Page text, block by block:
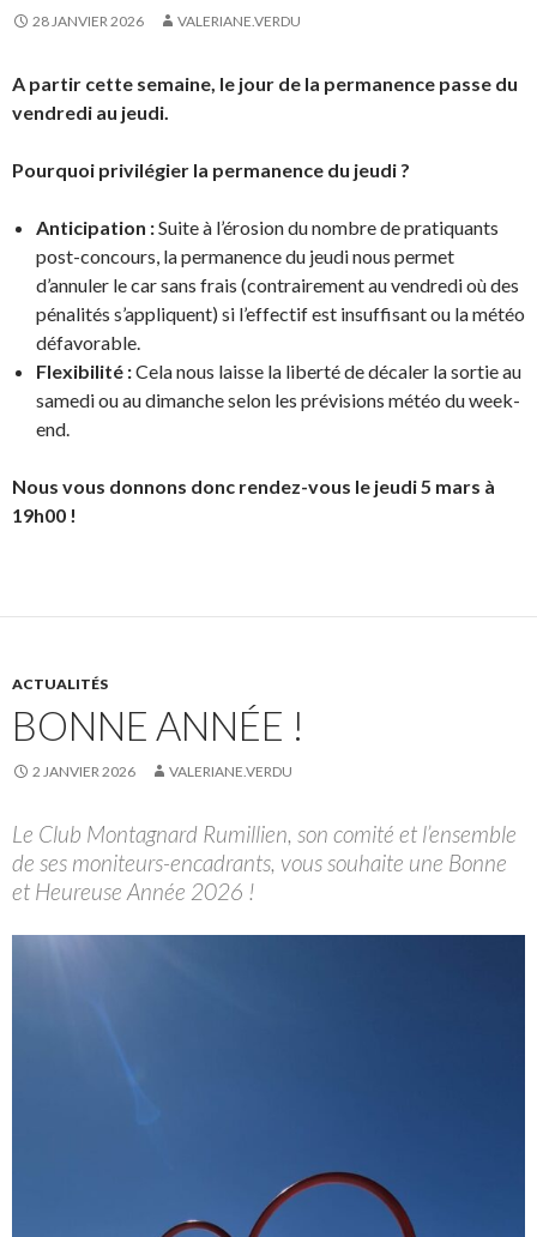
28 JANVIER 2026 VALERIANE.VERDU
A partir cette semaine, le jour de la permanence passe du
vendredi au jeudi.
Pourquoi privilégier la permanence du jeudi ?
Anticipation :Suite à l’érosion du nombre de pratiquants
post-concours, la permanence du jeudi nous permet
d’annuler le car sans frais (contrairement au vendredi où des
pénalités s’appliquent) si l’effectif est insuffisant ou la météo
défavorable.
Flexibilité :Cela nous laisse la liberté de décaler la sortie au
samedi ou au dimanche selon les prévisions météo du week-
end.
Nous vous donnons donc rendez-vous le jeudi 5 mars à
19h00 !
ACTUALITÉS
BONNE ANNÉE !
2 JANVIER 2026 VALERIANE.VERDU
Le Club Montagnard Rumillien, son comité et l’ensemble
de ses moniteurs-encadrants, vous souhaite une Bonne
et Heureuse Année 2026 !